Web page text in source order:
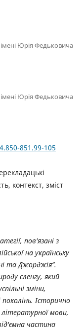
Юрія Федьковича
Юрія Федьковича
851.99-105
контекст, зміст
, пов'язаніз
наукраїнську
таДжорджія”.
сленгу, який
зміни,
поколінь. Історично
мови,
'ємначастина